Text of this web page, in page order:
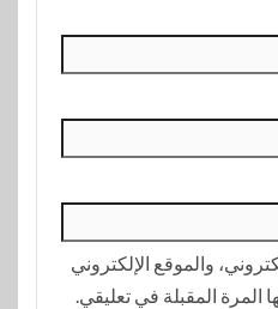
والموقع الإلكتروني
المرة المقبلة في تعليقي.